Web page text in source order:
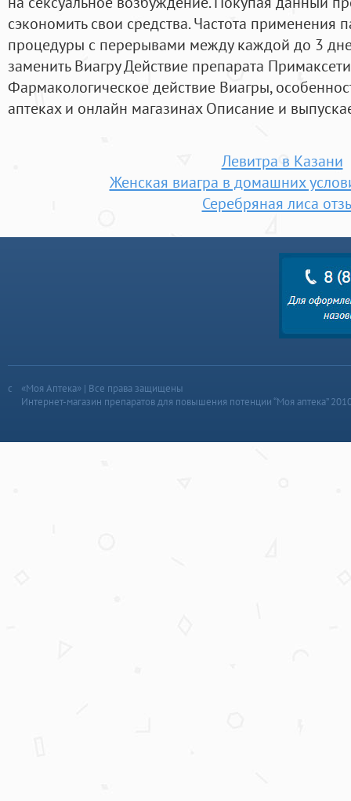
сэкономить свои средства. Частота применения
процедуры с перерывами между каждой до 3
заменить Виагру Действие препарата
Фармакологическое действие Виагры,
аптеках и онлайн магазинах Описание и
Левитра в Казани
Женская виагра в домашних
Серебряная лиса
«Моя Аптека» | Все права защищены
Интернет-магазин препаратов для повышения потенции “Моя аптека”